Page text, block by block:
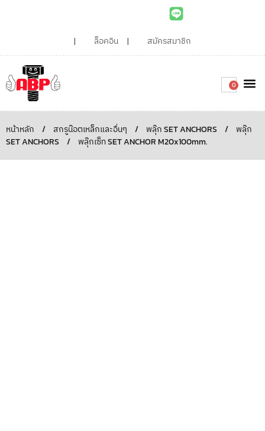
ล็อคอิน สมัครสมาชิก
0
หน้าหลัก / สกรูน๊อตเหล็กและอื่นๆ / พลุ๊ก SET ANCHORS /
พลุ๊ก
SET ANCHORS
/ พลุ๊กเซ็ท SET ANCHOR M20x100mm.